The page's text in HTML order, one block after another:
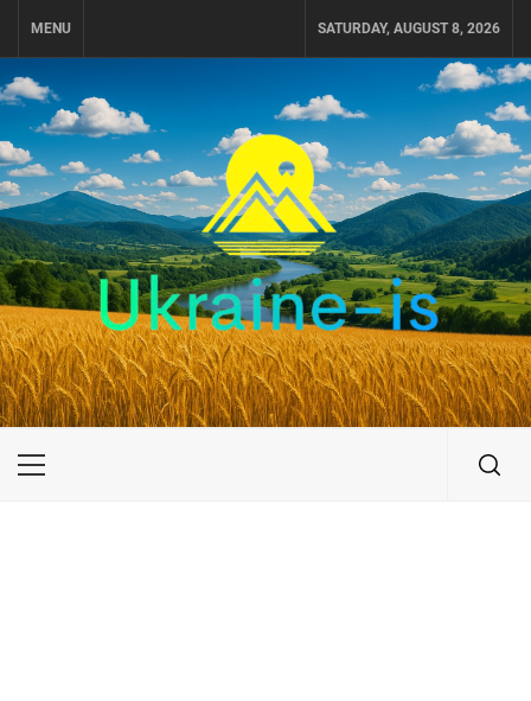
MENU SATURDAY, AUGUST 8, 2026
UKRAINE-IS
ПУТЕШЕСТВИЕ ПО УКРАИНЕ
Primary